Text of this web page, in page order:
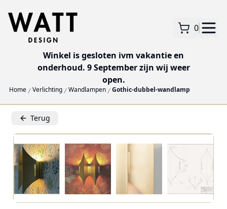
0
Winkel is gesloten ivm vakantie en
onderhoud. 9 September zijn wij weer
open.
Home Verlichting Wandlampen Gothic-dubbel-wandlamp
Terug